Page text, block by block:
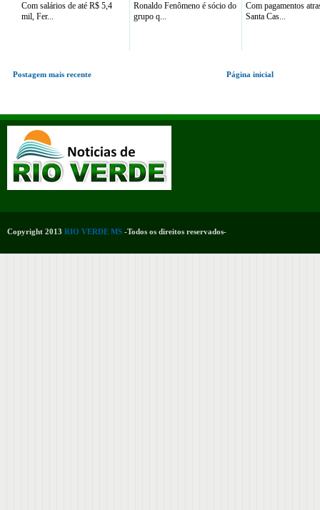
Com salários de até R$ 5,4
mil, Fer...
Ronaldo Fenômeno é sócio do
grupo q...
Com pagamentos
Santa Cas...
Postagem mais recente Página inicial
Copyright 2013 RIO VERDE MS -Todos os direitos reservados-